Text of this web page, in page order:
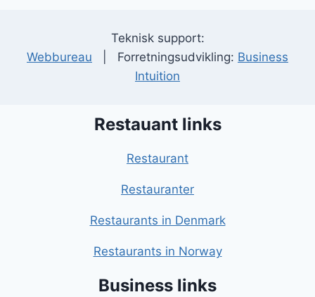
Teknisk support:
Webbureau | Forretningsudvikling: Business
Intuition
Restauant links
Restaurant
Restauranter
Restaurants in Denmark
Restaurants in Norway
Business links